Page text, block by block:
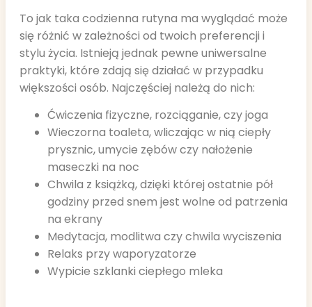
To jak taka codzienna rutyna ma wyglądać może
się różnić w zależności od twoich preferencji i
stylu życia. Istnieją jednak pewne uniwersalne
praktyki, które zdają się działać w przypadku
większości osób. Najczęściej należą do nich:
Ćwiczenia fizyczne, rozciąganie, czy joga
Wieczorna toaleta, wliczając w nią ciepły
prysznic, umycie zębów czy nałożenie
maseczki na noc
Chwila z książką, dzięki której ostatnie pół
godziny przed snem jest wolne od patrzenia
na ekrany
Medytacja, modlitwa czy chwila wyciszenia
Relaks przy waporyzatorze
Wypicie szklanki ciepłego mleka